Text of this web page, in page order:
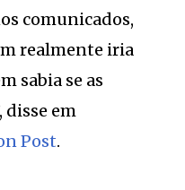
comunicados,
realmente iria
sabia se as
disse em
Post.